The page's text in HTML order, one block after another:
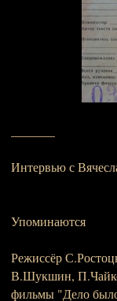
Интервью с
Упоминаются
Режиссёр
В.Шукшин,
фильмы "Дело